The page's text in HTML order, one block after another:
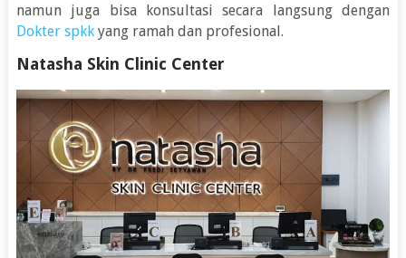
namun juga bisa konsultasi secara langsung dengan
Dokter spkkyang ramah dan profesional.
Natasha Skin Clinic Center